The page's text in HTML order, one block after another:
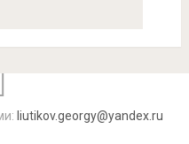
liutikov.georgy@yandex.ru